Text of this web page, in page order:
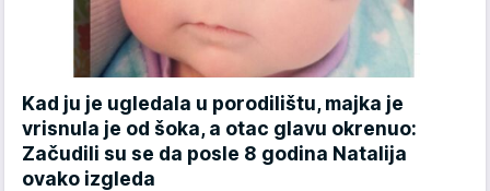
Kad ju je ugledala u porodilištu, majka je
vrisnula je od šoka, a otac glavu okrenuo:
Začudili su se da posle 8 godina Natalija
ovako izgleda